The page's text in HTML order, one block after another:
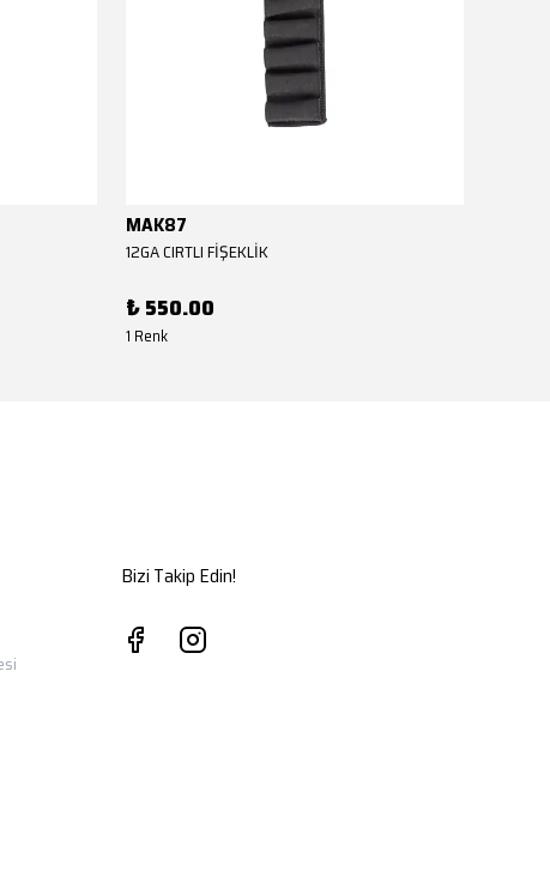
MAK87
12GA CIRTLI FİŞEKLİK
₺ 550.00
1 Renk
Bizi Takip Edin!